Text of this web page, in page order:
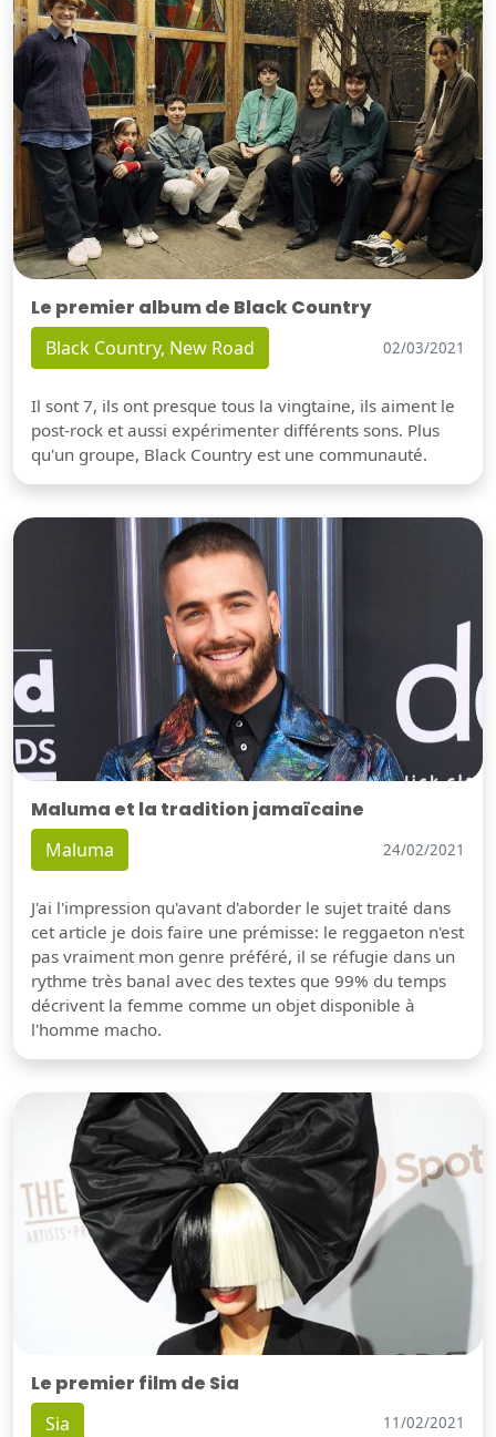
Le premier album de Black Country
Black Country, New Road 02/03/2021
Il sont 7, ils ont presque tous la vingtaine, ils aiment le
post-rock et aussi expérimenter différents sons. Plus
qu'un groupe, Black Country est une communauté.
Maluma et la tradition jamaïcaine
Maluma 24/02/2021
J'ai l'impression qu'avant d'aborder le sujet traité dans
cet article je dois faire une prémisse: le reggaeton n'est
pas vraiment mon genre préféré, il se réfugie dans un
rythme très banal avec des textes que 99% du temps
décrivent la femme comme un objet disponible à
l'homme macho.
Le premier film de Sia
Sia 11/02/2021